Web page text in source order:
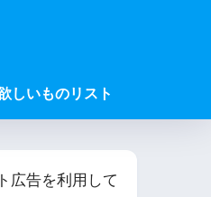
しいものリスト
広告を利用して